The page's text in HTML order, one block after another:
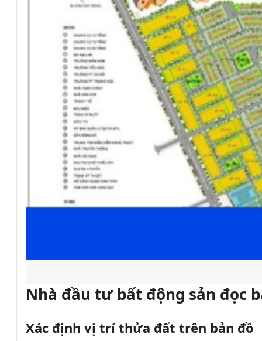
Nhà đầu tư bất động sản đọc
Xác định vị trí thửa đất trên bản đồ